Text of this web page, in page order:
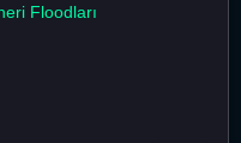
Floodları